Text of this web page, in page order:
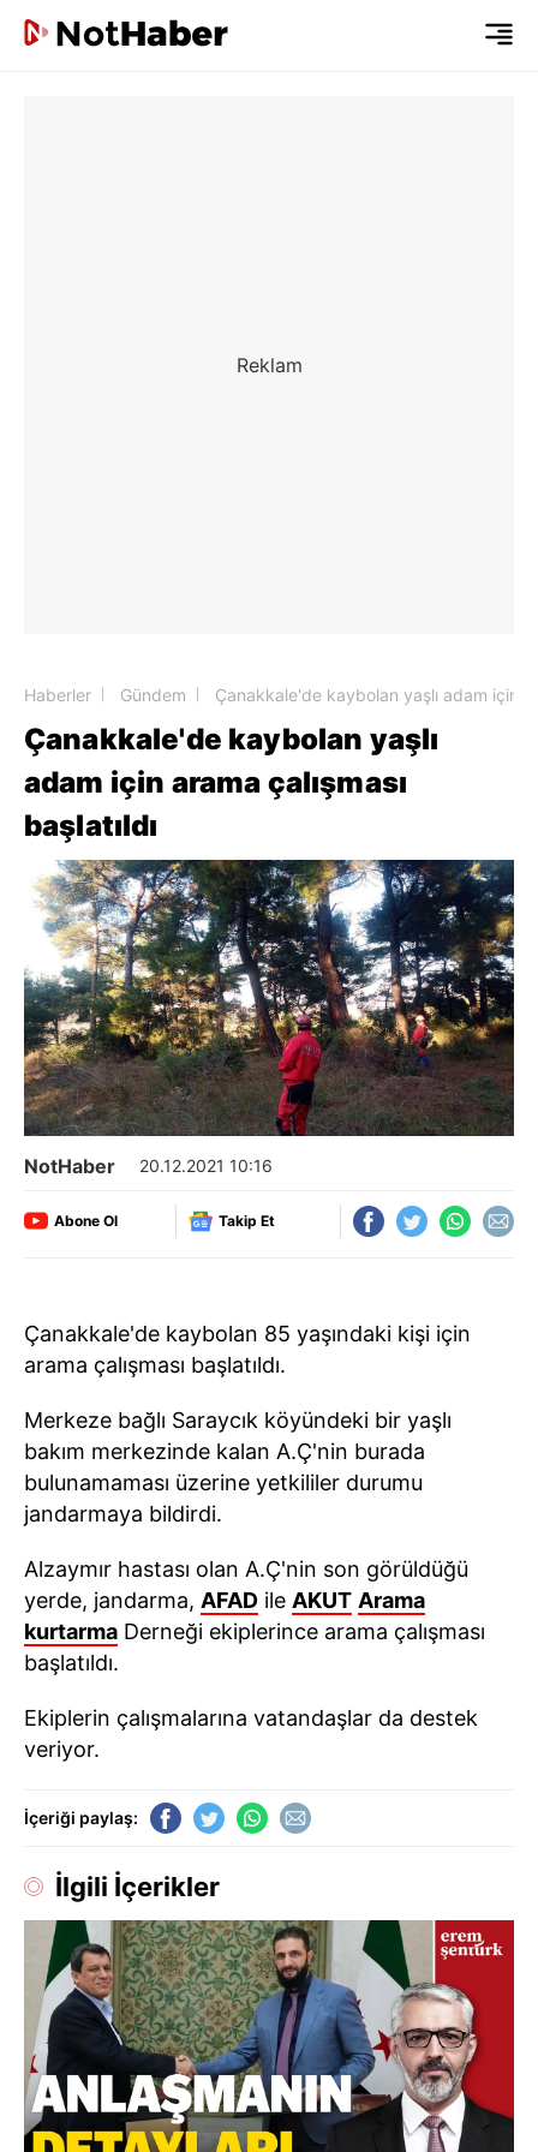
Haberler Gündem Çanakkale'de kaybolan yaşlı adam için
Çanakkale'de kaybolan yaşlı
adam için arama çalışması
başlatıldı
NotHaber 20.12.2021 10:16
Abone Ol Takip Et
Çanakkale'de kaybolan 85 yaşındaki kişi için
arama çalışması başlatıldı.
Merkeze bağlı Saraycık köyündeki bir yaşlı
bakım merkezinde kalan A.Ç'nin burada
bulunamaması üzerine yetkililer durumu
jandarmaya bildirdi.
Alzaymır hastası olan A.Ç'nin son görüldüğü
yerde, jandarma, AFAD ile AKUT Arama
kurtarma Derneği ekiplerince arama çalışması
başlatıldı.
Ekiplerin çalışmalarına vatandaşlar da destek
veriyor.
İçeriği paylaş:
İlgili İçerikler